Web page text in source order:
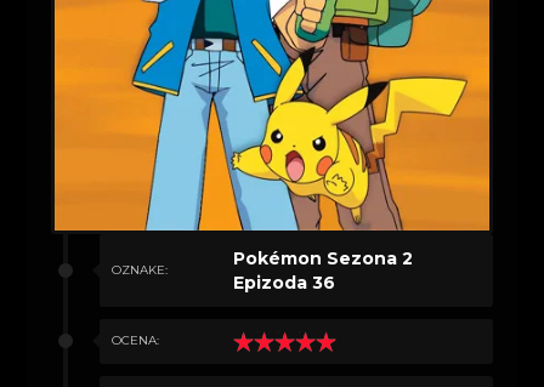
OZNAKE:
Pokémon Sezona 2
Epizoda 36
OCENA: